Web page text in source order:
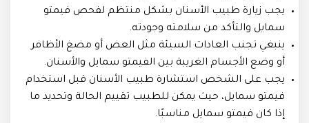
يجب زيارة طبيب الأسنان بشكل منتظم لفحص فيمتو
سمايل والتأكد من سلامته وجودته.
ينبغي تجنب العادات السيئة مثل العض أو مضغ الأظافر
أو وضع الأجسام الغريبة بين الفيمتو سمايل والأسنان.
يجب على الشخص استشارة طبيب الأسنان قبل استخدام
فيمتو سمايل، حيث يمكن للطبيب تقييم الحالة وتحديد ما
إذا كان فيمتو سمايل مناسبًا.